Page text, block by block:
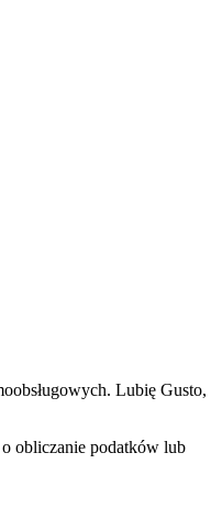
Lubię Gusto,
obliczanie podatków lub